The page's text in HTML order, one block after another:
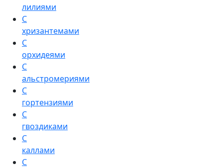
лилиями
С
хризантемами
С
орхидеями
С
альстромериями
С
гортензиями
С
гвоздиками
С
каллами
С